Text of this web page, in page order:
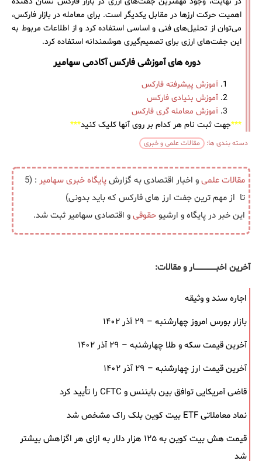
اهمیت حرکت ارزها در مقابل یکدیگر است. برای معامله در بازار فارکس،
می‌توان از تحلیل‌های فنی و اساسی استفاده کرد و از اطلاعات مربوط به
این جفت‌های ارزی برای تصمیم‌گیری هوشمندانه استفاده کرد.
دوره های آموزشی فارکس آکادمی سهامیر
آموزش پیشرفته فارکس
آموزش بنیادی فارکس
آموزش معامله گری فارکس
***جهت ثبت نام هر کدام بر روی آنها کلیک کنید***
دسته بندی ها: مقالات علمی و خبری
مقالات علمیو اخبار اقتصادی به گزارشپایگاه خبریسهامیر
: (5
تا از مهم ترین جفت ارز های فارکس که باید بدونی)
این خبر در پایگاه و ارشیوحقوقیو اقتصادی سهامیر ثبت شد.
آخرین اخبــــــــــــــــــار و مقالات:
اجاره سند و وثیقه
بازار بورس امروز چهارشنبه – ۲۹ آذر ۱۴۰۲
آخرین قیمت سکه و طلا چهارشنبه – ۲۹ آذر ۱۴۰۲
آخرین قیمت ارز چهارشنبه – ۲۹ آذر ۱۴۰۲
قاضی آمریکایی توافق بین بایننس و CFTC را تأیید کرد
نماد معاملاتی ETF بیت کوین بلک ‌راک مشخص شد
قیمت هش بیت کوین به ۱۲۵ هزار دلار به‌ ازای هر اگزاهش بیشتر
شد